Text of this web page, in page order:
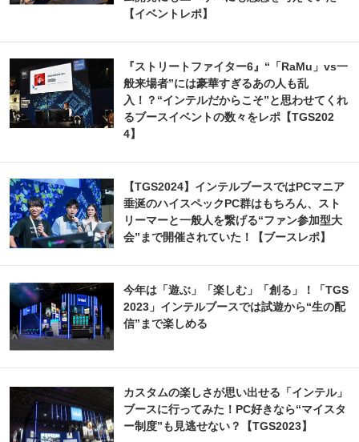
【イベントレポ】
『ストリートファイター6』“「RaMu」vs一
般来場者”には豪華すぎるあの人も乱
入！？“インテルだからこそ”と思わせてくれ
るブースイベントの数々をレポ【TGS202
4】
【TGS2024】インテルブースではPCマニア
垂涎のハイスペックPC群はもちろん、スト
リーマーと一般人を繋げる“ファン参加型大
会”まで開催されていた！【ブースレポ】
今年は「遊ぶ」「楽しむ」「創る」！「TGS
2023」インテルブースでは試遊から“生の配
信”まで楽しめる
カスタムの楽しさが思い出せる「インテル」
ブースに行ってみた！PC好きなら“マイスタ
ー制度”も見逃せない？【TGS2023】